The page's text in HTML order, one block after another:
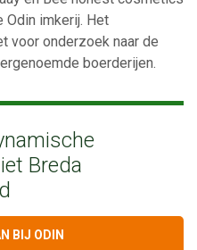
Odin imkerij. Het
voor onderzoek naar de
boerderijen.
Breda
BIJ ODIN